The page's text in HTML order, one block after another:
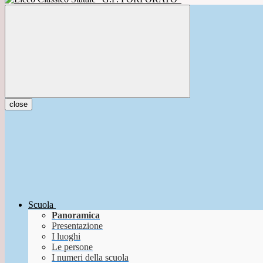
close
Scuola
Panoramica
Presentazione
I luoghi
Le persone
I numeri della scuola